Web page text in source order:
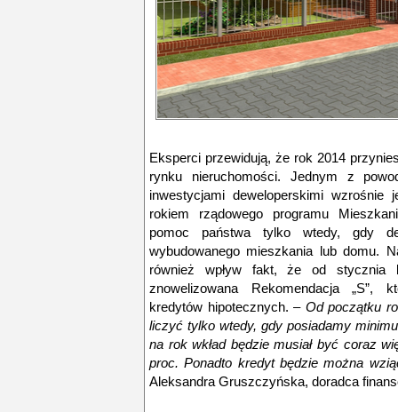
Eksperci przewidują, że rok 2014
rynku nieruchomości. Jednym z
inwestycjami deweloperskimi
rokiem rządowego programu
pomoc państwa tylko wtedy, gdy
wybudowanego mieszkania lub domu.
również wpływ fakt, że od stycznia
znowelizowana Rekomendacja „S”,
kredytów hipotecznych. – Od początku
liczyć tylko wtedy, gdy posiadamy
na rok wkład będzie musiał być coraz
proc. Ponadto kredyt będzie można
Aleksandra Gruszczyńska, doradca